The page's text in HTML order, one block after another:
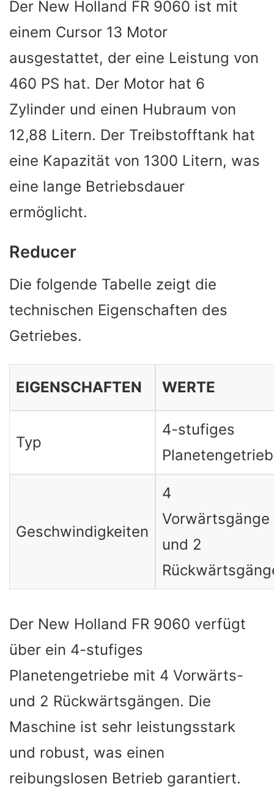
Der New Holland FR 9060 ist mit
einem Cursor 13 Motor
ausgestattet, der eine Leistung von
460 PS hat. Der Motor hat 6
Zylinder und einen Hubraum von
12,88 Litern. Der Treibstofftank hat
eine Kapazität von 1300 Litern, was
eine lange Betriebsdauer
ermöglicht.
Reducer
Die folgende Tabelle zeigt die
technischen Eigenschaften des
Getriebes.
EIGENSCHAFTEN WERTE
Typ
4-stufiges
Geschwindigkeiten
4
Vorwärtsgänge
und 2
Der New Holland FR 9060 verfügt
über ein 4-stufiges
Planetengetriebe mit 4 Vorwärts-
und 2 Rückwärtsgängen. Die
Maschine ist sehr leistungsstark
und robust, was einen
reibungslosen Betrieb garantiert.